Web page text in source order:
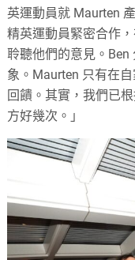
英運動員就 Maurten
精英運動員緊密合作
聆聽他們的意見。
象。Maurten 只有在
回饋。其實，我們已
方好幾次。」